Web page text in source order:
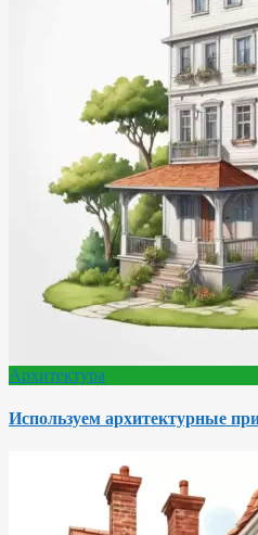
Архитектура
Используем архитектурные